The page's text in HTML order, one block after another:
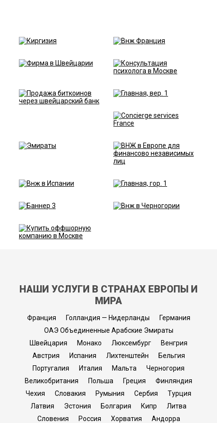
НАШИ УСЛУГИ В СТРАНАХ ЕВРОПЫ И
МИРА
Франция Голландия — Нидерланды
Германия
ОАЭ Объединенные Арабские Эмираты
Швейцария
Монако Люксембург
Венгрия
Австрия
Испания Лихтенштейн
Бельгия
Португалия
Италия Мальта
Черногория
Великобритания
Польша Греция
Финляндия
Чехия
Словакия Румыния Сербия
Турция
Латвия
Эстония Болгария Кипр
Литва
Словения
Россия Хорватия Андорра